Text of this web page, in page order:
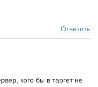
Ответить
кого бы в таргет не